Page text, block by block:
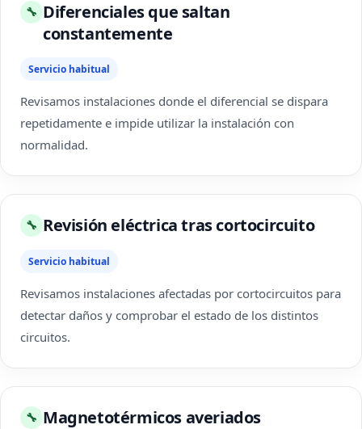
🔧 Diferenciales que saltan
constantemente
Servicio habitual
Revisamos instalaciones donde el diferencial se dispara
repetidamente e impide utilizar la instalación con
normalidad.
🔧 Revisión eléctrica tras cortocircuito
Servicio habitual
Revisamos instalaciones afectadas por cortocircuitos para
detectar daños y comprobar el estado de los distintos
circuitos.
🔧 Magnetotérmicos averiados